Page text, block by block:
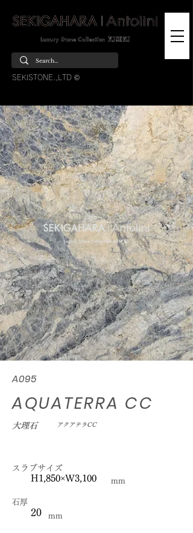
SEKISTONE.,LTD ©
A095
AQUATERRA CC
大理石 アクアテラCC
スラブサイズ
H1,850×W3,100 mm
石厚
20 mm